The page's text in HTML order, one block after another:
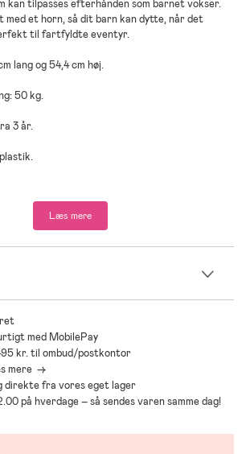
kan tilpasses efterhånden som barnet vokser.
et horn, så dit barn kan dytte, når det
til fartfyldte eventyr.
lang og 54,4 cm høj.
50 kg.
3 år.
Læs mere
med MobilePay
kr. til ombud/postkontor
mere ->
direkte fra vores eget lager
på hverdage – så sendes varen samme dag!